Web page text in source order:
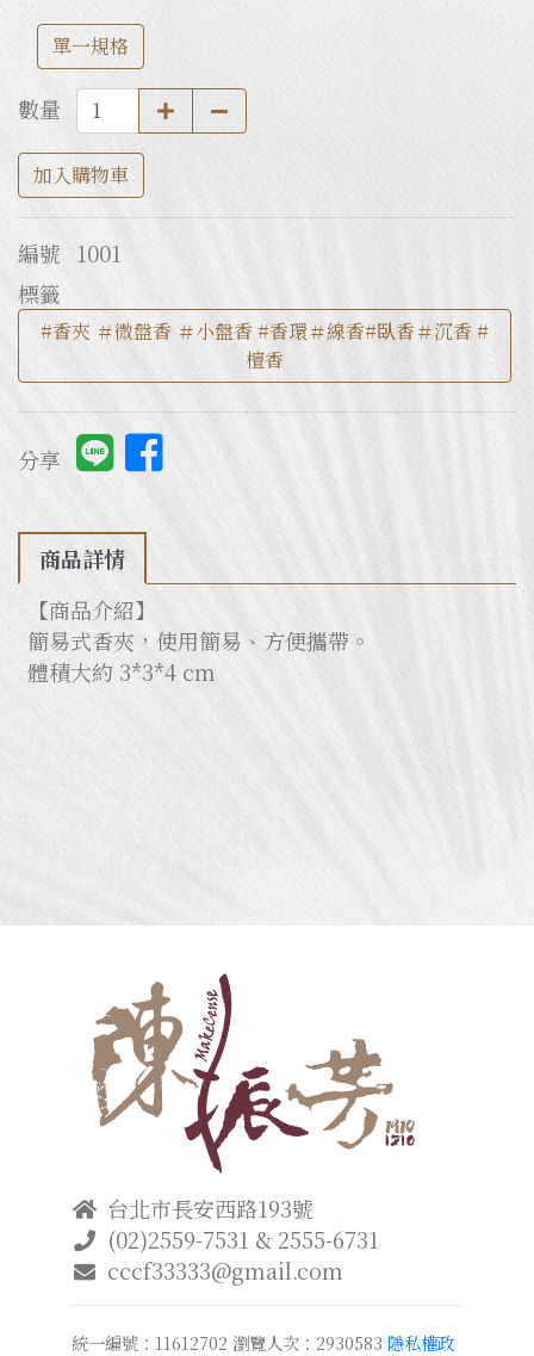
單一規格
數量
加入購物車
編號 1001
標籤
#香夾 ＃微盤香 ＃小盤香 #香環＃線香#臥香＃沉香 #
檀香
分享
商品詳情
【商品介紹】
簡易式香夾，使用簡易、方便攜帶。
體積大約 3*3*4 cm
台北市長安西路193號
(02)2559-7531 & 2555-6731
cccf33333@gmail.com
統一編號：11612702 瀏覽人次：2930583 隱私權政